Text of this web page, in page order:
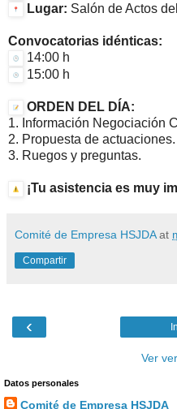
Lugar: Salón de Actos
Convocatorias idénticas:
14:00 h
15:00 h
ORDEN DEL DÍA:
1. Información Negociación
2. Propuesta de actuaciones.
3. Ruegos y preguntas.
¡Tu asistencia es muy
Comité de Empresa HSJDA at
Compartir
‹
Ver
Datos personales
Comité de Empresa HSJDA